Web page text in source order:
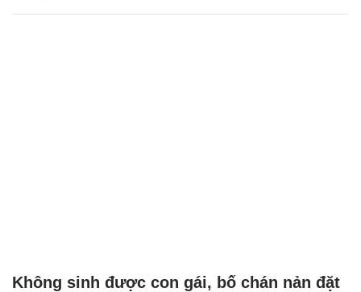
Không sinh được con gái, bố chán nản đặt